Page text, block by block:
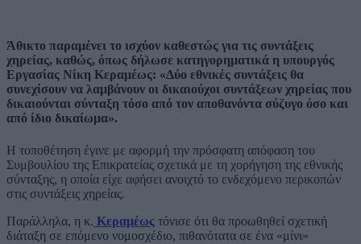
Άθικτο παραμένει το ισχύον καθεστώς για τις συντάξεις
χηρείας, καθώς, όπως δήλωσε κατηγορηματικά η υπουργός
Εργασίας Νίκη Κεραμέως: «Δύο εθνικές συντάξεις θα
συνεχίσουν να λαμβάνουν οι δικαιούχοι συντάξεων χηρείας που
δικαιούνται σύνταξη τόσο από τον αποθανόντα σύζυγο όσο και
από ίδιο δικαίωμα».
Η τοποθέτηση έγινε με αφορμή την πρόσφατη απόφαση του
Συμβουλίου της Επικρατείας σχετικά με τη χορήγηση της εθνικής
σύνταξης, η οποία είχε αφήσει ανοιχτό το ενδεχόμενο περικοπών
στις συντάξεις χηρείας.
Παράλληλα, η κ. Κεραμέως τόνισε ότι θα προωθηθεί σχετική
διάταξη σε επόμενο νομοσχέδιο, πιθανότατα σε ένα «μίνι»